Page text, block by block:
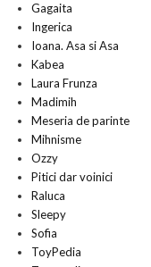
Gagaita
Ingerica
Ioana. Asa si Asa
Kabea
Laura Frunza
Madimih
Meseria de parinte
Mihnisme
Ozzy
Pitici dar voinici
Raluca
Sleepy
Sofia
ToyPedia